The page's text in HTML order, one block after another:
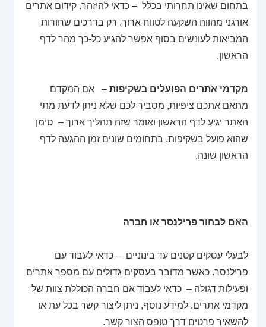
בתחום שאינו תחרותי בכלל – כדאי להיזהר. קידום אתרים
אורגני מהווה השקעה לטווח ארוך. רק בדרכים שחורות
המביאות לעונשים בסוף אפשר להגיע כל-כך מהר לדף
הראשון.
מקדמי אתרים הפועלים בשקיפות – אם המקדם
מתאם אתכם ציפיות, מסביר לכם שלא ניתן לדעת מתי
האתר יגיע לדף הראשון ואומר שזה תהליך ארוך – סימן
שהוא פועל בשקיפות. בתחומים שונים זמן ההגעה לדף
הראשון שונה.
האם לבחור פרילנסר או חברה
לבעלי עסקים קטנים עד בינוניים – כדאי לעבוד עם
פרילנסר. כאשר מדובר בעסקים גדולים עם מספר אתרים
ופעילות דגולה – כדאי לעבוד אם חברה הכוללת צוות של
מקדמי אתרים. למידע נוסף, ניתן ליצור קשר בכל עת או
להשאיר פרטים דרך טופס הצור קשר.